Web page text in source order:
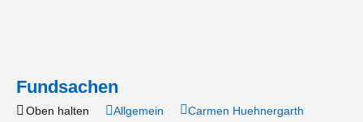
Fundsachen
Oben halten Allgemein Carmen Huehnergarth